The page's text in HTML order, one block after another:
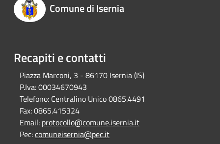
Comune di Isernia
Recapiti e contatti
Piazza Marconi, 3 - 86170 Isernia (IS)
P.Iva:00034670943
Telefono: Centralino Unico 0865.4491
Fax:0865.415324
Email: protocollo@comune.isernia.it
Pec:comuneisernia@pec.it